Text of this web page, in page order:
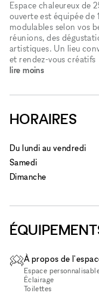
Espace chaleureux de
ouverte est équipée de
modulables selon vos
réunions, des
artistiques. Un lieu
et rendez-vous créatifs
lire moins
HORAIRES
Du lundi au vendredi
Samedi
Dimanche
À propos de
Espace
Éclairage
Toilettes